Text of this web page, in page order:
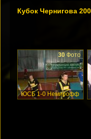
Кубок Чернигова
ЮСБ 1-0 Немирофф
30 Фото